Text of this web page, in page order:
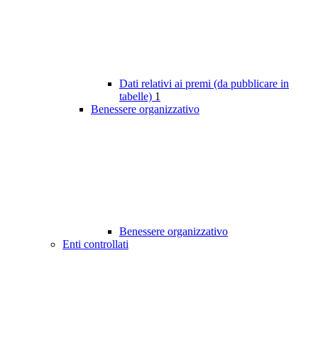
Dati relativi ai premi (da pubblicare in
tabelle) 1
Benessere organizzativo
Benessere organizzativo
Enti controllati